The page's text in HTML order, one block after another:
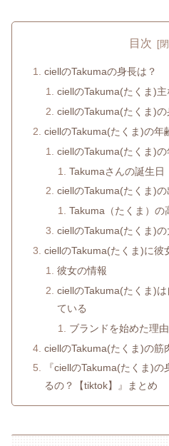
目次
ciellのTakumaの身長は？
ciellのTakuma(たくま)主
ciellのTakuma(たくま)の
ciellのTakuma(たくま)の年
ciellのTakuma(たくま)の
Takumaさんの誕生日
ciellのTakuma(たくま)の
Takuma（たくま）の
ciellのTakuma(たくま)の
ciellのTakuma(たくま)に彼
彼女の情報
ciellのTakuma(たくま)
ている
ブランドを始めた理由
ciellのTakuma(たくま)の筋
『ciellのTakuma(たくま)
るの？【tiktok】』まとめ